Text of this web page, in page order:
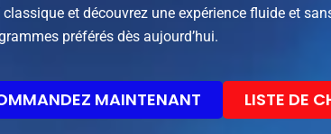
et découvrez une expérience fluide et
préférés dès aujourd’hui.
MAINTENANT LISTE DE